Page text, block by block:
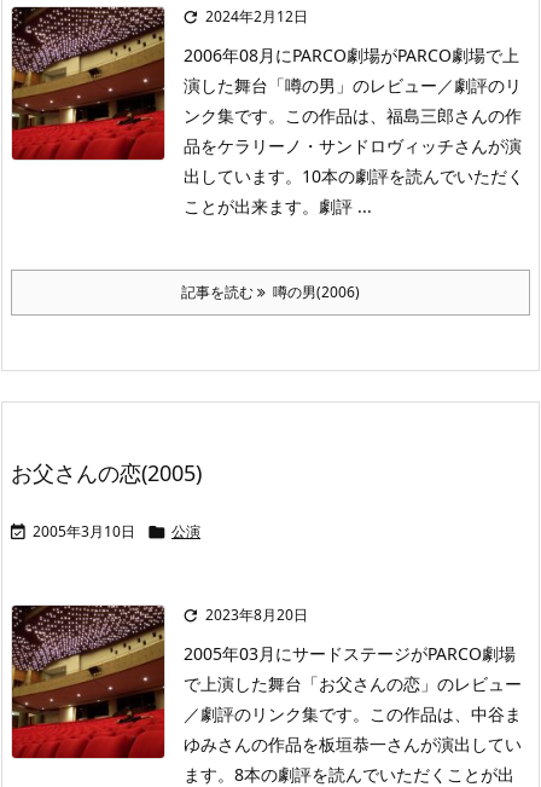
 2024年2月12日
2006年08月にPARCO劇場がPARCO劇場で上
演した舞台「噂の男」のレビュー／劇評のリ
ンク集です。この作品は、福島三郎さんの作
品をケラリーノ・サンドロヴィッチさんが演
出しています。10本の劇評を読んでいただく
ことが出来ます。劇評 ...
記事を読む 噂の男(2006)
お父さんの恋(2005)
 2005年3月10日  公演
 2023年8月20日
2005年03月にサードステージがPARCO劇場
で上演した舞台「お父さんの恋」のレビュー
／劇評のリンク集です。この作品は、中谷ま
ゆみさんの作品を板垣恭一さんが演出してい
ます。8本の劇評を読んでいただくことが出